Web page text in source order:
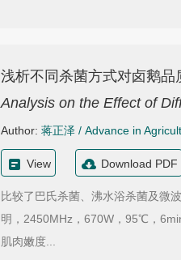
浅析不同杀菌方式对卤鹅品
Analysis on the Effect of
Author: 蒋正泽 / Advance in
View Download PDF
比较了巴氏杀菌、沸水浴杀菌及微
明，2450MHz，670W，95℃，
肌肉嫩度...